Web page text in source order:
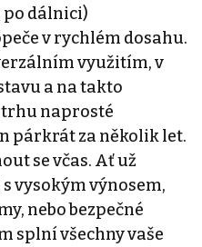
po dálnici)
v rychlém dosahu.
využitím, v
a na takto
trhu naprosté
párkrát za několik let.
se včas. Ať už
vysokým výnosem,
nebo bezpečné
splní všechny vaše